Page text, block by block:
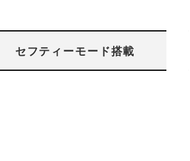
セフティーモード搭載